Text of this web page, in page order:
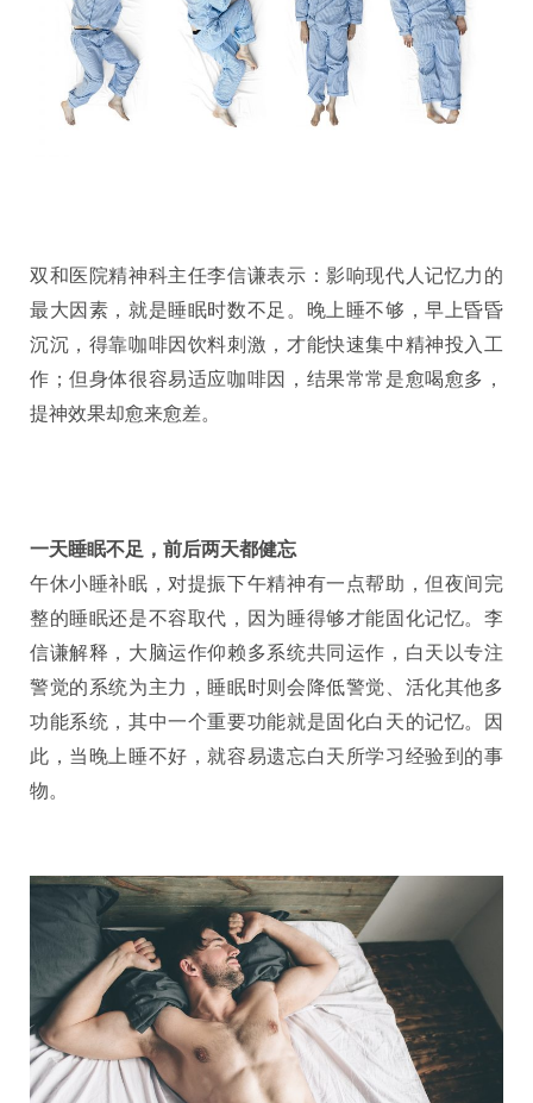
双和医院精神科主任李信谦表示：影响现代人记忆力的
最大因素，就是睡眠时数不足。晚上睡不够，早上昏昏
沉沉，得靠咖啡因饮料刺激，才能快速集中精神投入工
作；但身体很容易适应咖啡因，结果常常是愈喝愈多，
提神效果却愈来愈差。
一天睡眠不足，前后两天都健忘
午休小睡补眠，对提振下午精神有一点帮助，但夜间完
整的睡眠还是不容取代，因为睡得够才能固化记忆。李
信谦解释，大脑运作仰赖多系统共同运作，白天以专注
警觉的系统为主力，睡眠时则会降低警觉、活化其他多
功能系统，其中一个重要功能就是固化白天的记忆。因
此，当晚上睡不好，就容易遗忘白天所学习经验到的事
物。